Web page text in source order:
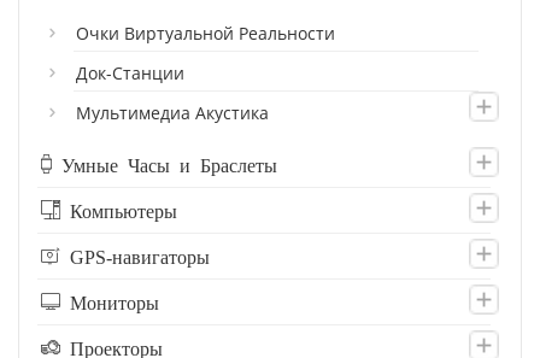
Очки Виртуальной Реальности
Док-Станции
Мультимедиа Акустика
Умные Часы и Браслеты
Компьютеры
GPS-навигаторы
Мониторы
Проекторы